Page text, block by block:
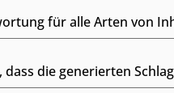
für alle Arten von
dass die generierten